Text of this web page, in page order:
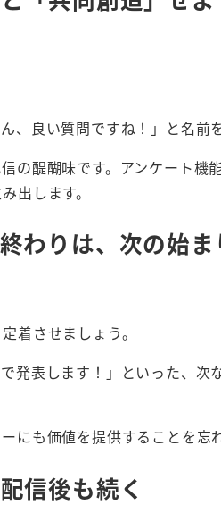
良い質問ですね！」と名前
醍醐味です。アンケート
出します。
わりは、次の始ま
着させましょう。
発表します！」といった、
にも価値を提供することを忘
信後も続く